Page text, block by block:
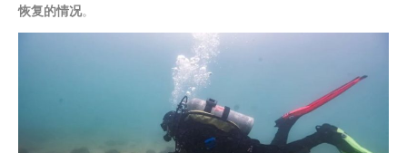
恢复的情况。